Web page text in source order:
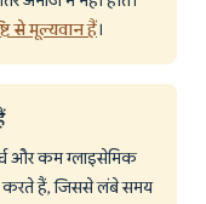
से मूल्यवान हैं।
और कम ग्लाइसेमिक
करते हैं, जिससे लंबे समय